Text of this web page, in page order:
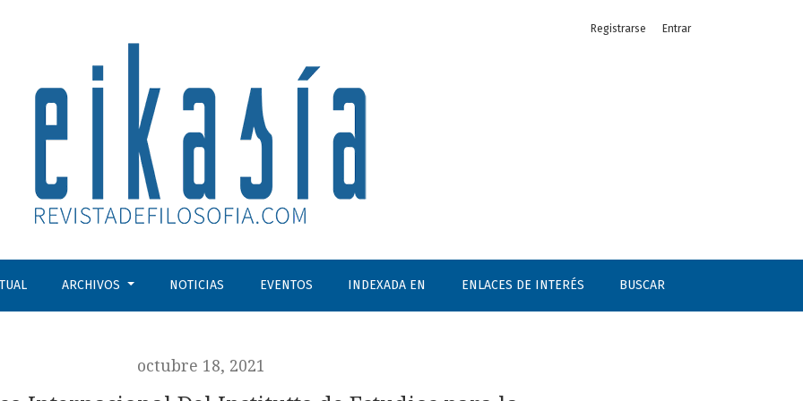
para la Paz y la Cooperación
Registrarse Entrar
ARCHIVOS NOTICIAS EVENTOS INDEXADA EN ENLACES DE INTERÉS BUSCAR
octubre 18, 2021